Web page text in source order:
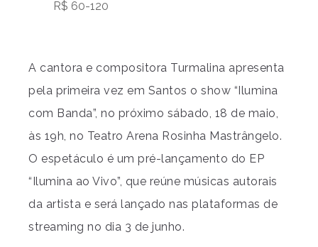
R$ 60-120
A cantora e compositora Turmalina apresenta
pela primeira vez em Santos o show “Ilumina
com Banda”, no próximo sábado, 18 de maio,
às 19h, no Teatro Arena Rosinha Mastrângelo.
O espetáculo é um pré-lançamento do EP
“Ilumina ao Vivo”, que reúne músicas autorais
da artista e será lançado nas plataformas de
streaming no dia 3 de junho.